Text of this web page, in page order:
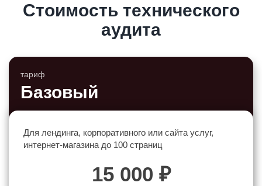
Стоимость технического
аудита
тариф
Базовый
Для лендинга, корпоративного или сайта услуг,
интернет-магазина до 100 страниц
15 000 ₽